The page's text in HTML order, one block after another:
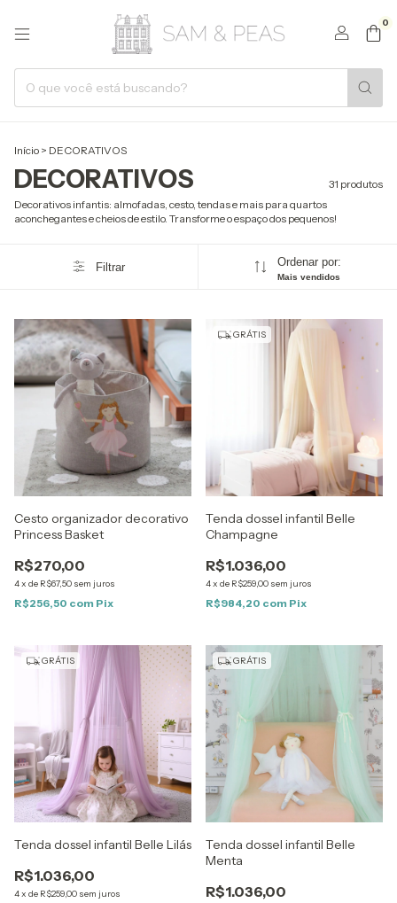
0
Início > DECORATIVOS
DECORATIVOS
31 produtos
Decorativos infantis: almofadas, cesto, tendas e mais para quartos
aconchegantes e cheios de estilo. Transforme o espaço dos pequenos!
Filtrar Ordenar por:
Mais vendidos
Cesto organizador decorativo
Princess Basket
R$270,00
4x de R$67,50 sem juros
R$256,50 com Pix
GRÁTIS
Tenda dossel infantil Belle
Champagne
R$1.036,00
4x de R$259,00 sem juros
R$984,20 com Pix
GRÁTIS
Tenda dossel infantil Belle Lilás
R$1.036,00
4x de R$259,00 sem juros
GRÁTIS
Tenda dossel infantil Belle
Menta
R$1.036,00